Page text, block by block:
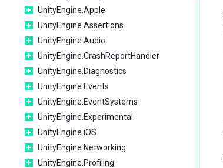
UnityEngine.Apple
UnityEngine.Assertions
UnityEngine.Audio
UnityEngine.CrashReportHandler
UnityEngine.Diagnostics
UnityEngine.Events
UnityEngine.EventSystems
UnityEngine.Experimental
UnityEngine.iOS
UnityEngine.Networking
UnityEngine.Profiling